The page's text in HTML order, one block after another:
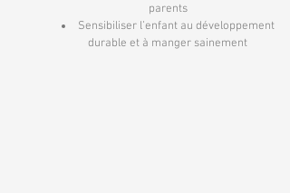
parents
Sensibiliser l’enfant au développement
durable et à manger sainement